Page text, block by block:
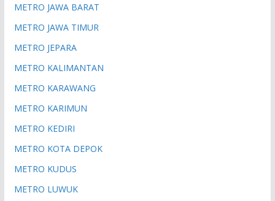
METRO JAWA BARAT
METRO JAWA TIMUR
METRO JEPARA
METRO KALIMANTAN
METRO KARAWANG
METRO KARIMUN
METRO KEDIRI
METRO KOTA DEPOK
METRO KUDUS
METRO LUWUK